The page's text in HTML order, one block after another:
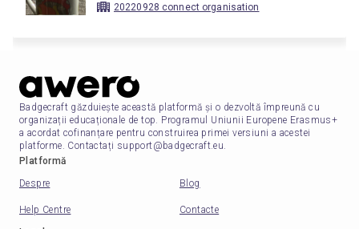
20220928 connect organisation
Badgecraft găzduiește această platformă și o dezvoltă împreună cu
organizații educaționale de top. Programul Uniunii Europene Erasmus+
a acordat cofinanțare pentru construirea primei versiuni a acestei
platforme. Contactați support@badgecraft.eu.
Platformă
Despre
Blog
Help Centre
Contacte